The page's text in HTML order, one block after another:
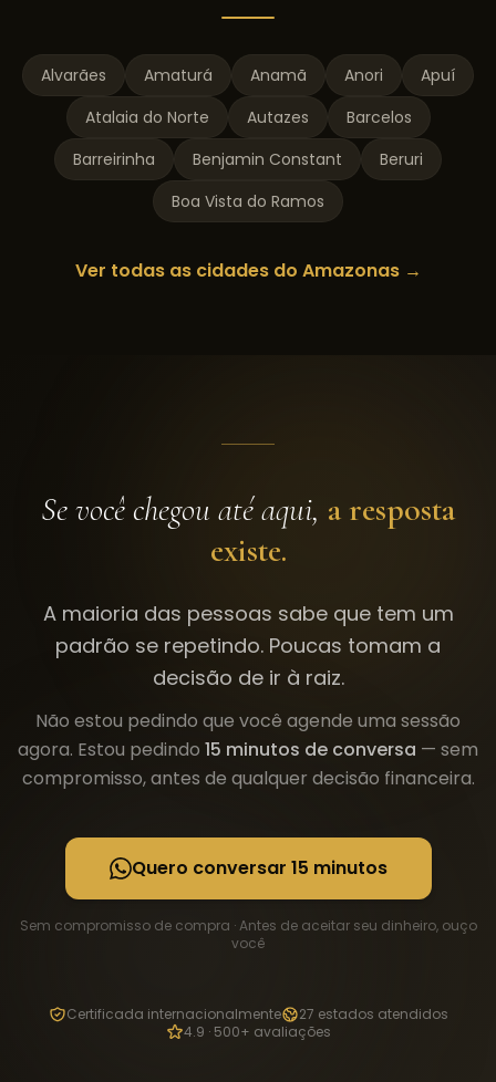
Alvarães Amaturá Anamã Anori
Apuí
Atalaia do Norte
Autazes
Barcelos
Barreirinha
Benjamin Constant
Beruri
Boa Vista do Ramos
Ver todas as cidades do Amazonas→
Se você chegou até aqui, a resposta
existe.
A maioria das pessoas sabe que tem um
padrão se repetindo. Poucas tomam a
decisão de ir à raiz.
Não estou pedindo que você agende uma sessão
agora. Estou pedindo 15 minutos de conversa — sem
compromisso, antes de qualquer decisão financeira.
Quero conversar 15 minutos
Sem compromisso de compra · Antes de aceitar seu dinheiro, ouço
você
Certificada internacionalmente
27 estados atendidos
4.9 · 500+ avaliações